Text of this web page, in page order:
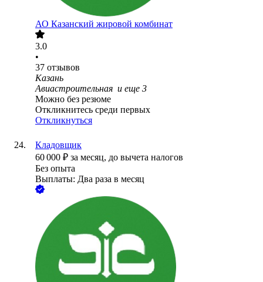
АО Казанский жировой комбинат
3.0
•
37 отзывов
Казань
Авиастроительная и еще 3
Можно без резюме
Откликнитесь среди первых
Откликнуться
Кладовщик
60 000 ₽ за месяц, до вычета налогов
Без опыта
Выплаты: Два раза в месяц